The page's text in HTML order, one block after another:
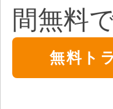
間無料
無料ト